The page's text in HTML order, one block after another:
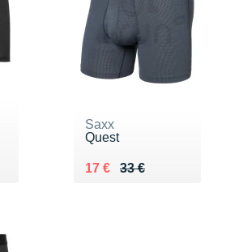
Saxx
Quest
33 €
Au lieu de 33 €
17 €
Vendu 17 €